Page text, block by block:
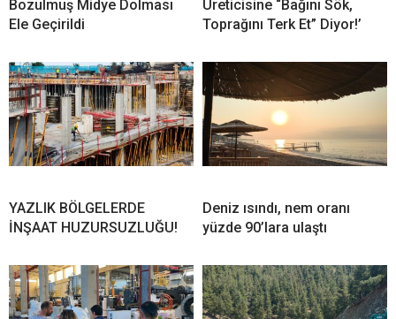
Bozulmuş Midye Dolması
Ele Geçirildi
Üreticisine “Bağını Sök,
Toprağını Terk Et” Diyor!’
YAZLIK BÖLGELERDE
İNŞAAT HUZURSUZLUĞU!
Deniz ısındı, nem oranı
yüzde 90’lara ulaştı